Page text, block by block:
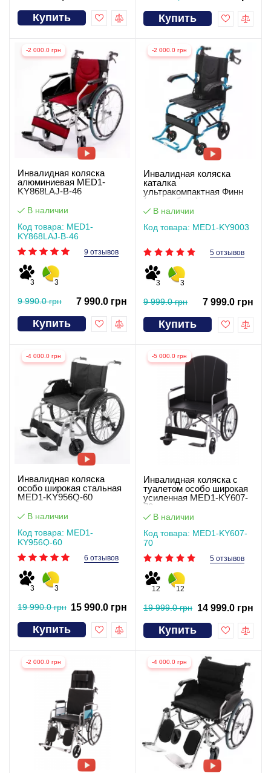
Купить Купить
-2 000.0 грн
Инвалидная коляска
алюминиевая MED1-
KY868LAJ-B-46
В наличии
Код товара: MED1-
KY868LAJ-B-46
9 отзывов
3 3
9 990.0 грн 7 990.0 грн
Купить
-2 000.0 грн
Инвалидная коляска
каталка
ультракомпактная Финн
(видеообзор)
В наличии
Код товара: MED1-KY9003
5 отзывов
3 3
9 999.0 грн 7 999.0 грн
Купить
-4 000.0 грн
Инвалидная коляска
особо широкая стальная
MED1-KY956Q-60
В наличии
Код товара: MED1-
KY956Q-60
6 отзывов
3 3
19 990.0 грн 15 990.0 грн
Купить
-5 000.0 грн
Инвалидная коляска с
туалетом особо широкая
усиленная MED1-KY607-
70
В наличии
Код товара: MED1-KY607-
70
5 отзывов
12 12
19 999.0 грн 14 999.0 грн
Купить
-2 000.0 грн -4 000.0 грн